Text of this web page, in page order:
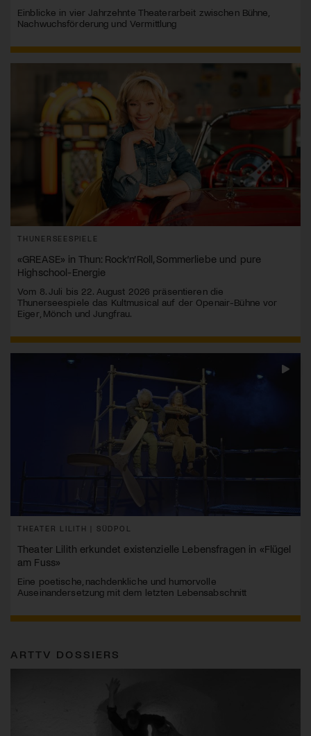
Einblicke in vier Jahrzehnte Theaterarbeit zwischen Bühne,
Nachwuchsförderung und Vermittlung
THUNERSEESPIELE
«GREASE» in Thun: Rock’n’Roll, Sommerliebe und pure
Highschool-Energie
Vom 8. Juli bis 22. August 2026 präsentieren die
Thunerseespiele das Kultmusical auf der Openair-Bühne vor
Eiger, Mönch und Jungfrau.
THEATER LILITH | SÜDPOL
Theater Lilith erkundet existenzielle Lebensfragen in «Flügel
am Fuss»
Eine poetische, nachdenkliche und humorvolle
Auseinandersetzung mit dem letzten Lebensabschnitt
ARTTV DOSSIERS